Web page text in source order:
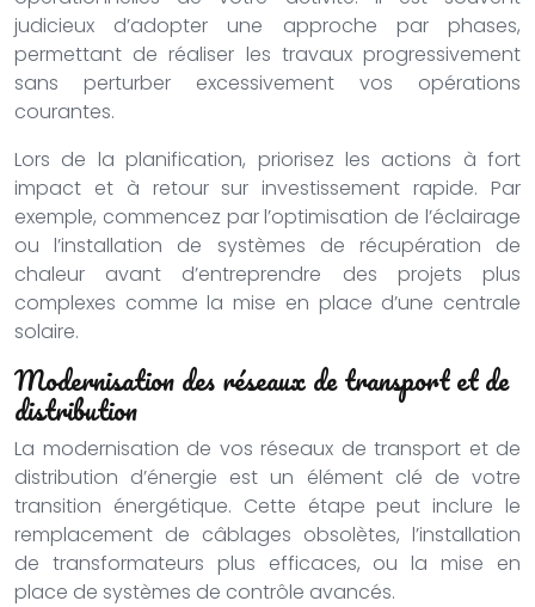
judicieux d’adopter une approche par phases,
permettant de réaliser les travaux progressivement
sans perturber excessivement vos opérations
courantes.
Lors de la planification, priorisez les actions à fort
impact et à retour sur investissement rapide. Par
exemple, commencez par l’optimisation de l’éclairage
ou l’installation de systèmes de récupération de
chaleur avant d’entreprendre des projets plus
complexes comme la mise en place d’une centrale
solaire.
Modernisation des réseaux de transport et de
distribution
La modernisation de vos réseaux de transport et de
distribution d’énergie est un élément clé de votre
transition énergétique. Cette étape peut inclure le
remplacement de câblages obsolètes, l’installation
de transformateurs plus efficaces, ou la mise en
place de systèmes de contrôle avancés.